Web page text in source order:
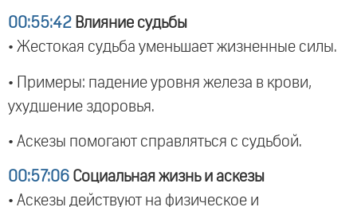
00:55:42 Влияние судьбы
• Жестокая судьба уменьшает жизненные силы.
• Примеры: падение уровня железа в крови,
ухудшение здоровья.
• Аскезы помогают справляться с судьбой.
00:57:06 Социальная жизнь и аскезы
• Аскезы действуют на физическое и